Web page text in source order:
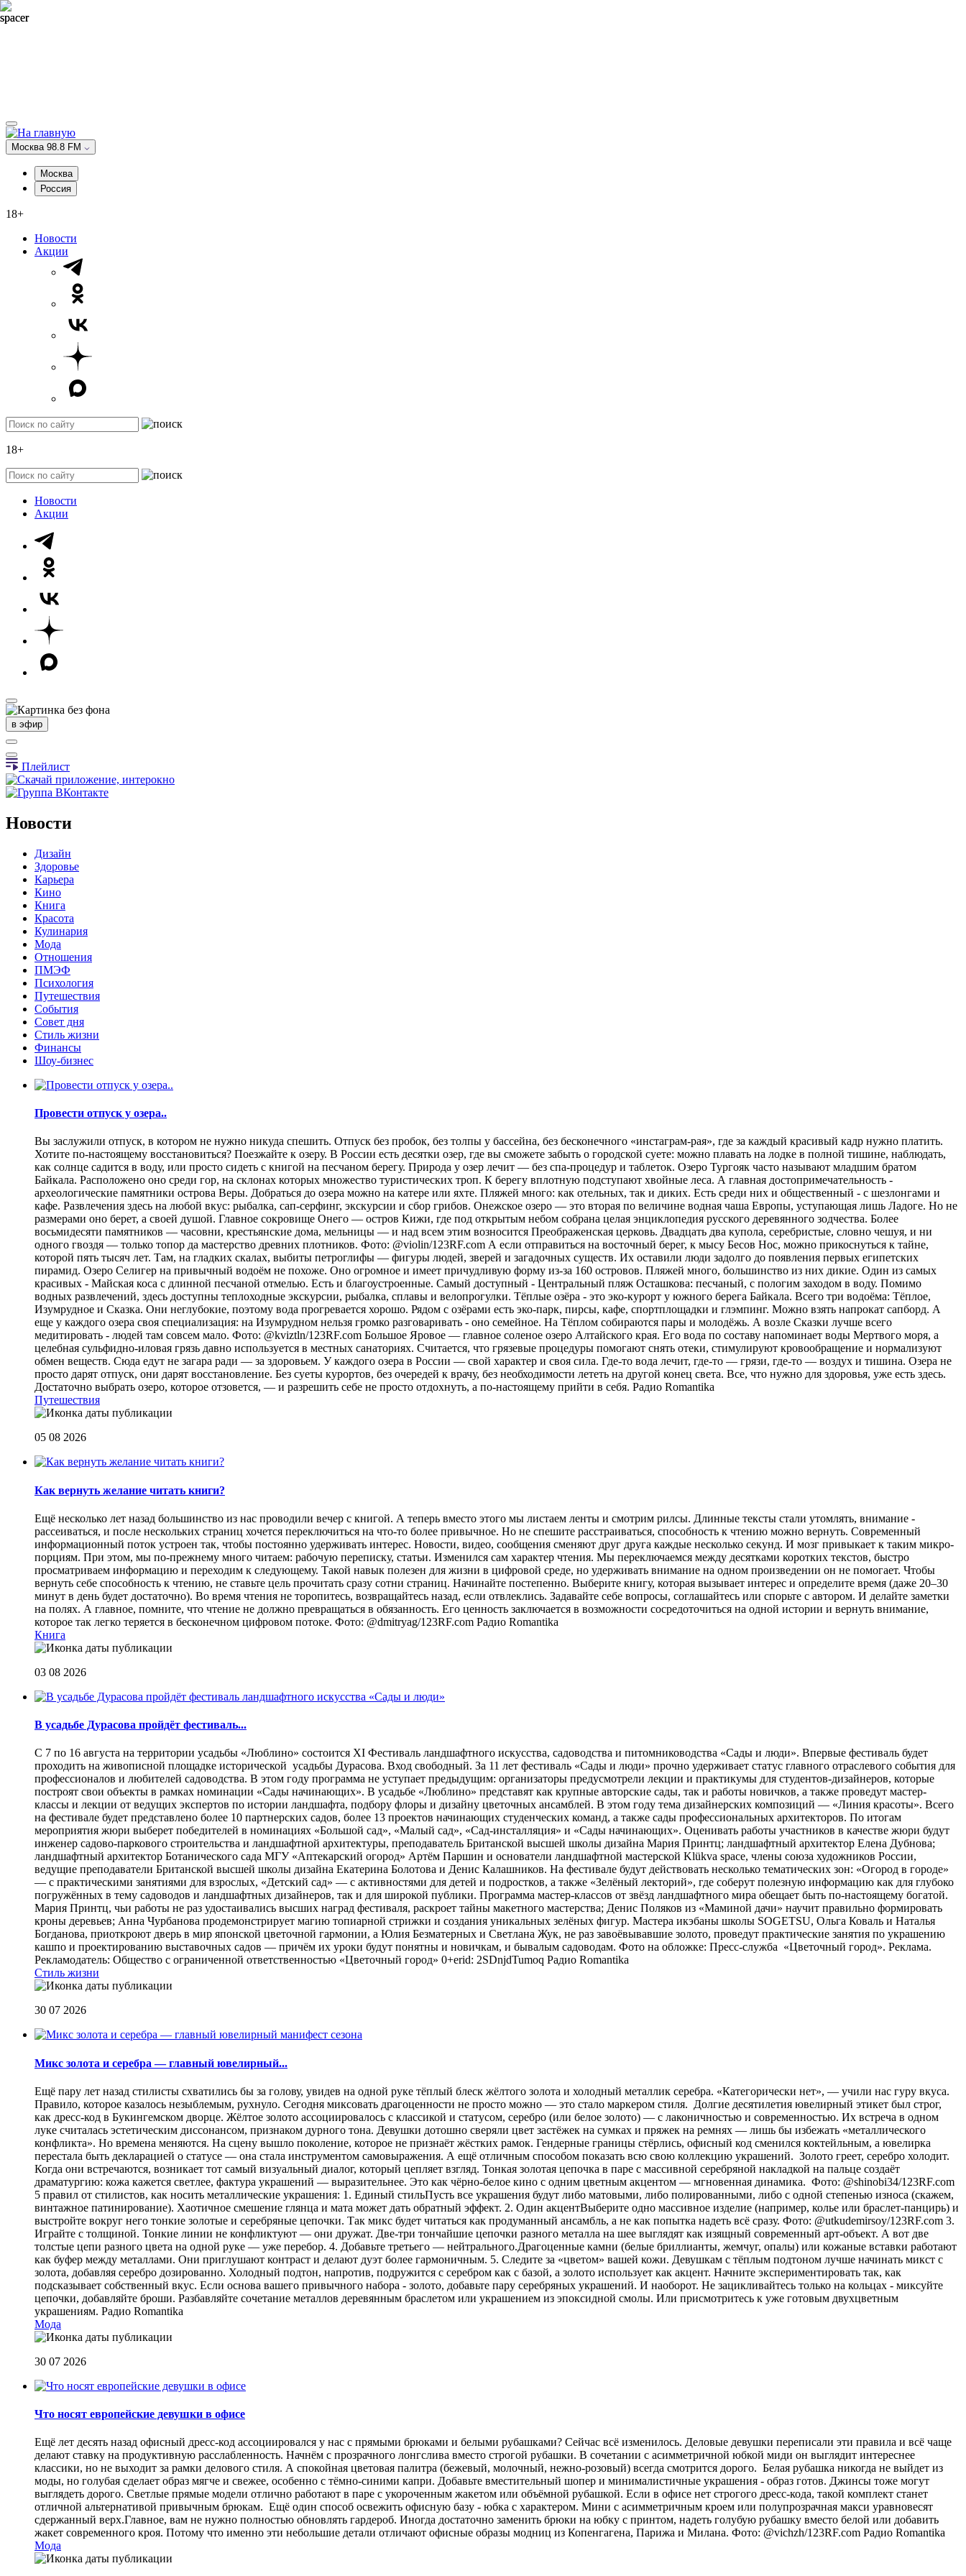
Москва 98.8 FM
Москва
Россия
18+
Новости
Акции
18+
Новости
Акции
в эфир
Плейлист
Новости
Дизайн
Здоровье
Карьера
Кино
Книга
Красота
Кулинария
Мода
Отношения
ПМЭФ
Психология
Путешествия
События
Совет дня
Стиль жизни
Финансы
Шоу-бизнес
Провести отпуск у озера..
Вы заслужили отпуск, в котором не нужно никуда спешить. Отпуск без пробок, без толпы у бассейна, без бесконечного «инстаграм-рая», где за каждый красивый кадр нужно платить.
Хотите по-настоящему восстановиться? Поезжайте к озеру. В России есть десятки озер, где вы сможете забыть о городской суете: можно плавать на лодке в полной тишине, наблюдать,
как солнце садится в воду, или просто сидеть с книгой на песчаном берегу. Природа у озер лечит — без спа-процедур и таблеток. Озеро Тургояк часто называют младшим братом
Байкала. Расположено оно среди гор, на склонах которых множество туристических троп. К берегу вплотную подступают хвойные леса. А главная достопримечательность -
археологические памятники острова Веры. Добраться до озера можно на катере или яхте. Пляжей много: как отельных, так и диких. Есть среди них и общественный - с шезлонгами и
кафе. Развлечения здесь на любой вкус: рыбалка, сап-серфинг, экскурсии и сбор грибов. Онежское озеро — это вторая по величине водная чаша Европы, уступающая лишь Ладоге. Но не
размерами оно берет, а своей душой. Главное сокровище Онего — остров Кижи, где под открытым небом собрана целая энциклопедия русского деревянного зодчества. Более
восьмидесяти памятников — часовни, крестьянские дома, мельницы — и над всем этим возносится Преображенская церковь. Двадцать два купола, серебристые, словно чешуя, и ни
одного гвоздя — только топор да мастерство древних плотников. Фото: @violin/123RF.com А если отправиться на восточный берег, к мысу Бесов Нос, можно прикоснуться к тайне,
которой пять тысяч лет. Там, на гладких скалах, выбиты петроглифы — фигуры людей, зверей и загадочных существ. Их оставили люди задолго до появления первых египетских
пирамид. Озеро Селигер на привычный водоём не похоже. Оно огромное и имеет причудливую форму из-за 160 островов. Пляжей много, большинство из них дикие. Один из самых
красивых - Майская коса с длинной песчаной отмелью. Есть и благоустроенные. Самый доступный - Центральный пляж Осташкова: песчаный, с пологим заходом в воду. Помимо
водных развлечений, здесь доступны теплоходные экскурсии, рыбалка, сплавы и велопрогулки. Тёплые озёра - это эко-курорт у южного берега Байкала. Всего три водоёма: Тёплое,
Изумрудное и Сказка. Они неглубокие, поэтому вода прогревается хорошо. Рядом с озёрами есть эко-парк, пирсы, кафе, спортплощадки и глэмпинг. Можно взять напрокат сапборд. А
еще у каждого озера своя специализация: на Изумрудном нельзя громко разговаривать - оно семейное. На Тёплом собираются пары и молодёжь. А возле Сказки лучше всего
медитировать - людей там совсем мало. Фото: @kviztln/123RF.com Большое Яровое — главное соленое озеро Алтайского края. Его вода по составу напоминает воды Мертвого моря, а
целебная сульфидно-иловая грязь давно используется в местных санаториях. Считается, что грязевые процедуры помогают снять отеки, стимулируют кровообращение и нормализуют
обмен веществ. Сюда едут не загара ради — за здоровьем. У каждого озера в России — свой характер и своя сила. Где-то вода лечит, где-то — грязи, где-то — воздух и тишина. Озера не
просто дарят отпуск, они дарят восстановление. Без суеты курортов, без очередей к врачу, без необходимости лететь на другой конец света. Все, что нужно для здоровья, уже есть здесь.
Достаточно выбрать озеро, которое отзовется, — и разрешить себе не просто отдохнуть, а по-настоящему прийти в себя. Радио Romantika
Путешествия
05 08 2026
Как вернуть желание читать книги?
Eщё несколько лет назад большинство из нас проводили вечер с книгой. А теперь вместо этого мы листаем ленты и смотрим рилсы. Длинные тексты стали утомлять, внимание -
рассеиваться, и после нескольких страниц хочется переключиться на что-то более привычное. Но не спешите расстраиваться, способность к чтению можно вернуть. Современный
информационный поток устроен так, чтобы постоянно удерживать интерес. Новости, видео, сообщения сменяют друг друга каждые несколько секунд. И мозг привыкает к таким микро-
порциям. При этом, мы по-прежнему много читаем: рабочую переписку, статьи. Изменился сам характер чтения. Мы переключаемся между десятками коротких текстов, быстро
просматриваем информацию и переходим к следующему. Такой навык полезен для жизни в цифровой среде, но удерживать внимание на одном произведении он не помогает. Чтобы
вернуть себе способность к чтению, не ставьте цель прочитать сразу сотни страниц. Начинайте постепенно. Выберите книгу, которая вызывает интерес и определите время (даже 20–30
минут в день будет достаточно). Во время чтения не торопитесь, возвращайтесь назад, если отвлеклись. Задавайте себе вопросы, соглашайтесь или спорьте с автором. И делайте заметки
на полях. А главное, помните, что чтение не должно превращаться в обязанность. Его ценность заключается в возможности сосредоточиться на одной истории и вернуть внимание,
которое так легко теряется в бесконечном цифровом потоке. Фото: @dmitryag/123RF.com Радио Romantika
Книга
03 08 2026
В усадьбе Дурасова пройдёт фестиваль...
С 7 по 16 августа на территории усадьбы «Люблино» состоится XI Фестиваль ландшафтного искусства, садоводства и питомниководства «Сады и люди». Впервые фестиваль будет
проходить на живописной площадке исторической усадьбы Дурасова. Вход свободный. За 11 лет фестиваль «Сады и люди» прочно удерживает статус главного отраслевого события для
профессионалов и любителей садоводства. В этом году программа не уступает предыдущим: организаторы предусмотрели лекции и практикумы для студентов-дизайнеров, которые
построят свои объекты в рамках номинации «Сады начинающих». В усадьбе «Люблино» представят как крупные авторские сады, так и работы новичков, а также проведут мастер-
классы и лекции от ведущих экспертов по истории ландшафта, подбору флоры и дизайну цветочных ансамблей. В этом году тема дизайнерских композиций — «Линия красоты». Всего
на фестивале будет представлено более 10 партнерских садов, более 13 проектов начинающих студенческих команд, а также сады профессиональных архитекторов. По итогам
мероприятия жюри выберет победителей в номинациях «Большой сад», «Малый сад», «Сад-инсталляция» и «Сады начинающих». Оценивать работы участников в качестве жюри будут
инженер садово-паркового строительства и ландшафтной архитектуры, преподаватель Британской высшей школы дизайна Мария Принтц; ландшафтный архитектор Елена Дубнова;
ландшафтный архитектор Ботанического сада МГУ «Аптекарский огород» Артём Паршин и основатели ландшафтной мастерской Klükva space, члены союза художников России,
ведущие преподаватели Британской высшей школы дизайна Екатерина Болотова и Денис Калашников. На фестивале будут действовать несколько тематических зон: «Огород в городе»
— с практическими занятиями для взрослых, «Детский сад» — с активностями для детей и подростков, а также «Зелёный лекторий», где соберут полезную информацию как для глубоко
погружённых в тему садоводов и ландшафтных дизайнеров, так и для широкой публики. Программа мастер-классов от звёзд ландшафтного мира обещает быть по-настоящему богатой.
Мария Принтц, чьи работы не раз удостаивались высших наград фестиваля, раскроет тайны макетного мастерства; Денис Поляков из «Маминой дачи» научит правильно формировать
кроны деревьев; Анна Чурбанова продемонстрирует магию топиарной стрижки и создания уникальных зелёных фигур. Мастера икэбаны школы SOGETSU, Ольга Коваль и Наталья
Богданова, приоткроют дверь в мир японской цветочной гармонии, а Юлия Безматерных и Светлана Жук, не раз завоёвывавшие золото, проведут практические занятия по украшению
кашпо и проектированию выставочных садов — причём их уроки будут понятны и новичкам, и бывалым садоводам. Фото на обложке: Пресс-служба «Цветочный город». Реклама.
Рекламодатель: Общество с ограниченной ответственностью «Цветочный город» 0+erid: 2SDnjdTumoq Радио Romantika
Стиль жизни
30 07 2026
Микс золота и серебра — главный ювелирный...
Ещё пару лет назад стилисты схватились бы за голову, увидев на одной руке тёплый блеск жёлтого золота и холодный металлик серебра. «Категорически нет», — учили нас гуру вкуса.
Правило, которое казалось незыблемым, рухнуло. Сегодня миксовать драгоценности не просто можно — это стало маркером стиля. Долгие десятилетия ювелирный этикет был строг,
как дресс-код в Букингемском дворце. Жёлтое золото ассоциировалось с классикой и статусом, серебро (или белое золото) — с лаконичностью и современностью. Их встреча в одном
луке считалась эстетическим диссонансом, признаком дурного тона. Девушки дотошно сверяли цвет застёжек на сумках и пряжек на ремнях — лишь бы избежать «металлического
конфликта». Но времена меняются. На сцену вышло поколение, которое не признаёт жёстких рамок. Гендерные границы стёрлись, офисный код сменился коктейльным, а ювелирка
перестала быть декларацией о статусе — она стала инструментом самовыражения. А ещё отличным способом показать всю свою коллекцию украшений. Золото греет, серебро холодит.
Когда они встречаются, возникает тот самый визуальный диалог, который цепляет взгляд. Тонкая золотая цепочка в паре с массивной серебряной накладкой на пальце создаёт
драматургию: кожа кажется светлее, фактура украшений — выразительнее. Это как чёрно-белое кино с одним цветным акцентом — мгновенная динамика. Фото: @shinobi34/123RF.com
5 правил от стилистов, как носить металлические украшения: 1. Единый стильПусть все украшения будут либо матовыми, либо полированными, либо с одной степенью износа (скажем,
винтажное патинирование). Хаотичное смешение глянца и мата может дать обратный эффект. 2. Один акцентВыберите одно массивное изделие (например, колье или браслет-панцирь) и
выстройте вокруг него тонкие золотые и серебряные цепочки. Так микс будет читаться как продуманный ансамбль, а не как попытка надеть всё сразу. Фото: @utkudemirsoy/123RF.com 3.
Играйте с толщиной. Тонкие линии не конфликтуют — они дружат. Две-три тончайшие цепочки разного металла на шее выглядят как изящный современный арт-объект. А вот две
толстые цепи разного цвета на одной руке — уже перебор. 4. Добавьте третьего — нейтрального.Драгоценные камни (белые бриллианты, жемчуг, опалы) или кожаные вставки работают
как буфер между металлами. Они приглушают контраст и делают дуэт более гармоничным. 5. Следите за «цветом» вашей кожи. Девушкам с тёплым подтоном лучше начинать микст с
золота, добавляя серебро дозированно. Холодный подтон, напротив, подружится с серебром как с базой, а золото использует как акцент. Начните экспериментировать так, как
подсказывает собственный вкус. Если основа вашего привычного набора - золото, добавьте пару серебряных украшений. И наоборот. Не зацикливайтесь только на кольцах - миксуйте
цепочки, добавляйте броши. Разбавляйте сочетание металлов деревянным браслетом или украшением из эпоксидной смолы. Или присмотритесь к уже готовым двухцветным
украшениям. Радио Romantika
Мода
30 07 2026
Что носят европейские девушки в офисе
Ещё лет десять назад офисный дресс-код ассоциировался у нас с прямыми брюками и белыми рубашками? Сейчас всё изменилось. Деловые девушки переписали эти правила и всё чаще
делают ставку на продуктивную расслабленность. Начнём с прозрачного лонгслива вместо строгой рубашки. В сочетании с асимметричной юбкой миди он выглядит интереснее
классики, но не выходит за рамки делового стиля. А спокойная цветовая палитра (бежевый, молочный, нежно-розовый) всегда смотрится дорого. Белая рубашка никогда не выйдет из
моды, но голубая сделает образ мягче и свежее, особенно с тёмно-синими капри. Добавьте вместительный шопер и минималистичные украшения - образ готов. Джинсы тоже могут
выглядеть дорого. Светлые прямые модели отлично работают в паре с укороченным жакетом или объёмной рубашкой. Если в офисе нет строгого дресс-кода, такой комплект станет
отличной альтернативой привычным брюкам. Ещё один способ освежить офисную базу - юбка с характером. Мини с асимметричным кроем или полупрозрачная макси уравновесят
сдержанный верх.Главное, вам не нужно полностью обновлять гардероб. Иногда достаточно заменить брюки на юбку с принтом, надеть голубую рубашку вместо белой или добавить
жакет современного кроя. Потому что именно эти небольшие детали отличают офисные образы модниц из Копенгагена, Парижа и Милана. Фото: @vichzh/123RF.com Радио Romantika
Мода